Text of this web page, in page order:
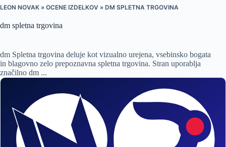
LEON NOVAK » OCENE IZDELKOV » DM SPLETNA TRGOVINA
dm spletna trgovina
dm Spletna trgovina deluje kot vizualno urejena, vsebinsko bogata
in blagovno zelo prepoznavna spletna trgovina. Stran uporablja
značilno dm ...